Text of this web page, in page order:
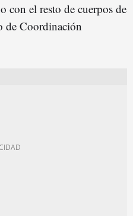
con el resto de cuerpos de
de Coordinación